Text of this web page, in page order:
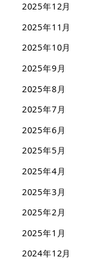
2025年12月
2025年11月
2025年10月
2025年9月
2025年8月
2025年7月
2025年6月
2025年5月
2025年4月
2025年3月
2025年2月
2025年1月
2024年12月